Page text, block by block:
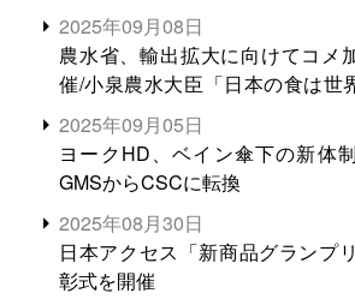
2025年09月08日
農水省、輸出拡大に向けてコメ
催/小泉農水大臣「日本の食は世
る。米増産に向けて、米輸出需要
2025年09月05日
ヨークHD、ベイン傘下の新体
GMSからCSCに転換
2025年08月30日
日本アクセス「新商品グランプ
彰式を開催